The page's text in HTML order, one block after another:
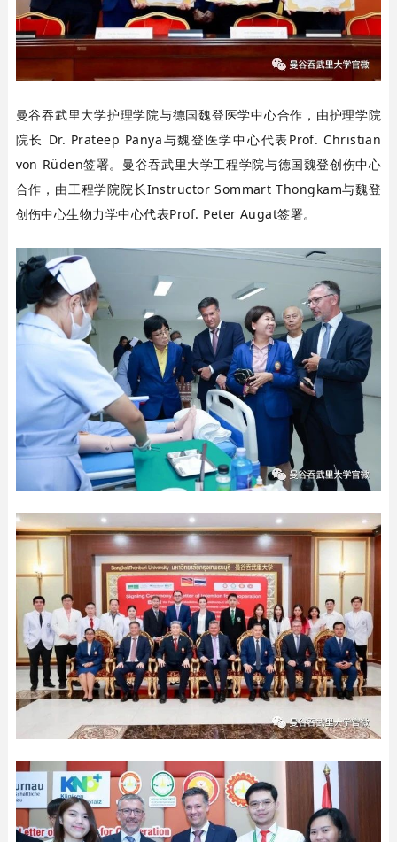
曼谷吞武里大学护理学院与德国魏登医学中心合作，由护理学院
院长 Dr. Prateep Panya与魏登医学中心代表Prof. Christian
von Rüden签署。 曼谷吞武里大学工程学院与德国魏登创伤中心
合作，由工程学院院长Instructor Sommart Thongkam与魏登
创伤中心生物力学中心代表Prof. Peter Augat签署。